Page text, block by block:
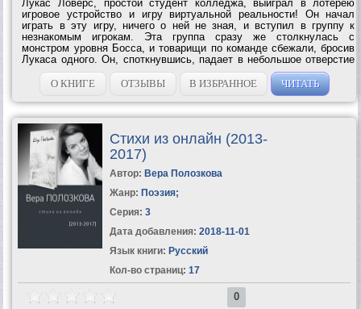
Лукас Ловерс, простой студент колледжа, выиграл в лотерею
игровое устройство и игру виртуальной реальности! Он начал
играть в эту игру, ничего о ней не зная, и вступил в группу к
незнакомым игрокам. Эта группа сразу же столкнулась с
монстром уровня Босса, и товарищи по команде сбежали, бросив
Лукаса одного. Он, споткнувшись, падает в небольшое отверстие
и спасается от Босса, однако, умудряется застрять в этой
пещере! Да еще и не...
О КНИГЕ ОТЗЫВЫ В ИЗБРАННОЕ ЧИТАТЬ
Стихи из онлайн (2013-
2017)
Автор: Вера Полозкова
Жанр: Поэзия;
Серия: 3
Дата добавления: 2018-11-01
Язык книги: Русский
Кол-во страниц: 17
0